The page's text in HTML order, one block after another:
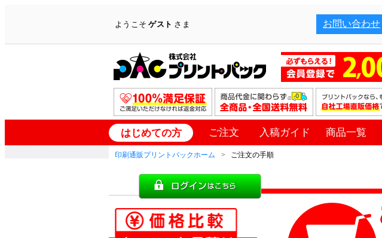
ようこそゲスト さま お問い合わせ
はじめての方 ご注文 入稿ガイド 商品一覧
印刷通販プリントパックホーム ご注文の手順